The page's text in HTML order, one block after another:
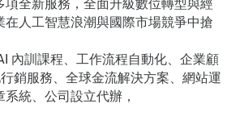
全新服務，全面升級數位轉型與經
人工智慧浪潮與國際市場競爭中搶
內訓課程、工作流程自動化、企業顧
銷服務、全球金流解決方案、網站運
統、公司設立代辦，